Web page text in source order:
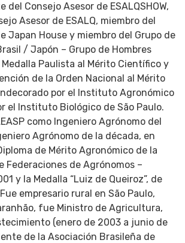
del Consejo Asesor de ESALQSHOW,
Asesor de ESALQ, miembro del
Japan House y miembro del Grupo de
/ Japón – Grupo de Hombres
Medalla Paulista al Mérito Científico y
de la Orden Nacional al Mérito
por el Instituto Agronómico
el Instituto Biológico de São Paulo.
como Ingeniero Agrónomo del
Agrónomo de la década, en
de Mérito Agronómico de la
Federaciones de Agrónomos –
y la Medalla “Luiz de Queiroz”, de
empresario rural en São Paulo,
fue Ministro de Agricultura,
(enero de 2003 a junio de
de la Asociación Brasileña de